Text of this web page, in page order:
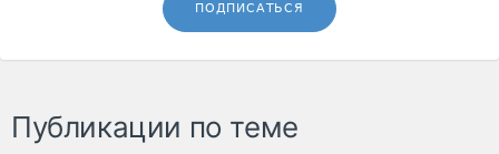
ПОДПИСАТЬСЯ
Публикации по теме